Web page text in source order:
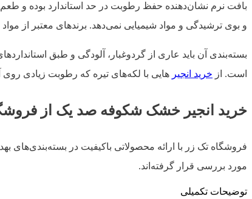
بافت نرم نشان‌دهنده حفظ رطوبت در حد استاندارد بوده و
و بوی ترشیدگی و مواد شیمیایی نمی‌دهد. برندهای معتبر از
بسته‌بندی آن باید عاری از گردوغبار، آلودگی و طبق
است. از خرید انجیر هایی با لکه‌های تیره که رطوبت زیادی
خرید انجیر خشک شکوفه صد یک از
فروشگاه تک زر با ارائه محصولاتی باکیفیت در بسته‌بندی‌های
مورد بررسی قرار گرفته‌اند.
توضیحات تکمیلی